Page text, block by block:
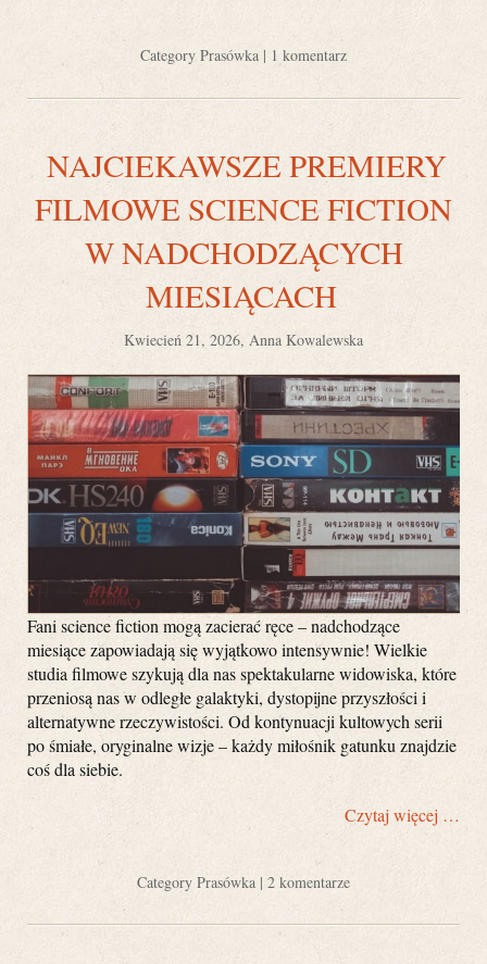
Category Prasówka | 1 komentarz
NAJCIEKAWSZE PREMIERY
FILMOWE SCIENCE FICTION
W NADCHODZĄCYCH
MIESIĄCACH
Kwiecień 21, 2026, Anna Kowalewska
Fani science fiction mogą zacierać ręce – nadchodzące
miesiące zapowiadają się wyjątkowo intensywnie! Wielkie
studia filmowe szykują dla nas spektakularne widowiska, które
przeniosą nas w odległe galaktyki, dystopijne przyszłości i
alternatywne rzeczywistości. Od kontynuacji kultowych serii
po śmiałe, oryginalne wizje – każdy miłośnik gatunku znajdzie
coś dla siebie.
Czytaj więcej …
Category Prasówka | 2 komentarze